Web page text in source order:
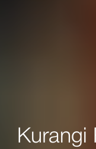
Kurangi